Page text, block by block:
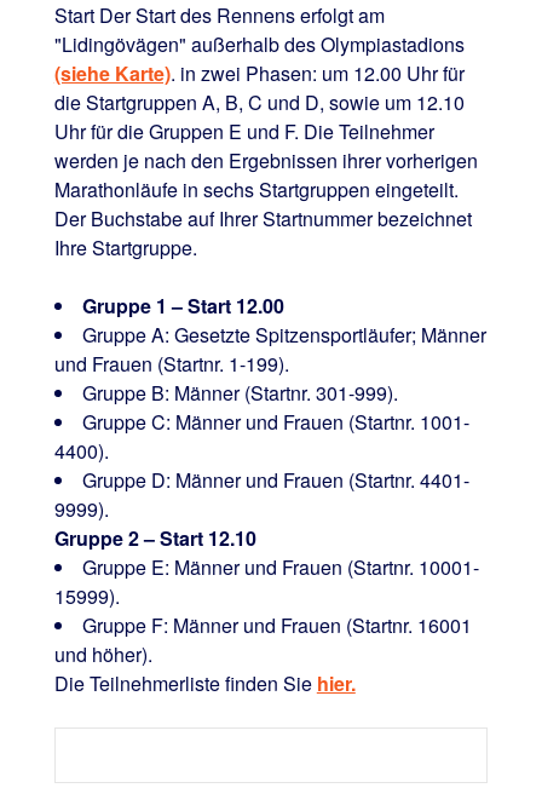
Start Der Start des Rennens erfolgt am
"Lidingövägen" außerhalb des Olympiastadions
(siehe Karte). in zwei Phasen: um 12.00 Uhr für
die Startgruppen A, B, C und D, sowie um 12.10
Uhr für die Gruppen E und F. Die Teilnehmer
werden je nach den Ergebnissen ihrer vorherigen
Marathonläufe in sechs Startgruppen eingeteilt.
Der Buchstabe auf Ihrer Startnummer bezeichnet
Ihre Startgruppe.
Gruppe 1 – Start 12.00
Gruppe A: Gesetzte Spitzensportläufer; Männer
und Frauen (Startnr. 1-199).
Gruppe B: Männer (Startnr. 301-999).
Gruppe C: Männer und Frauen (Startnr. 1001-
4400).
Gruppe D: Männer und Frauen (Startnr. 4401-
9999).
Gruppe 2 – Start 12.10
Gruppe E: Männer und Frauen (Startnr. 10001-
15999).
Gruppe F: Männer und Frauen (Startnr. 16001
und höher).
Die Teilnehmerliste finden Sie hier.